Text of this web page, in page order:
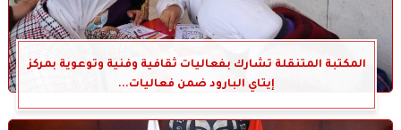
المكتبة المتنقلة تشارك بفعاليات ثقافية وفنية وتوعوية بمركز
إيتاي البارود ضمن فعاليات...